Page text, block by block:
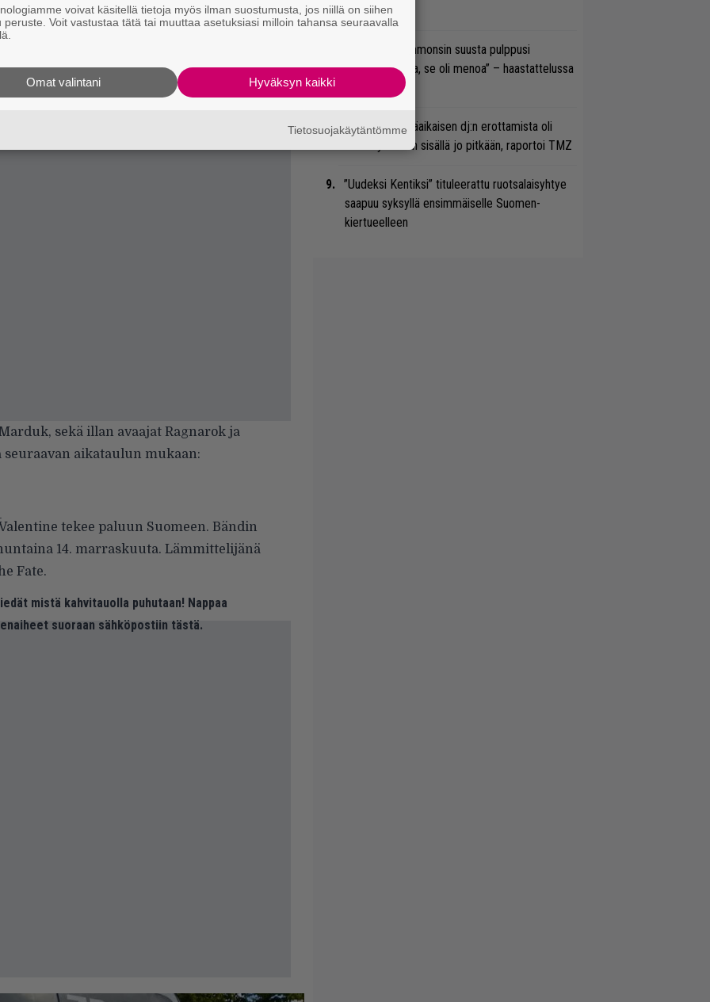
Macdonaldpalaa Suomeen. Toisen
skotlantilainen laulaja/lauluntekijä esiintyy
, sekä illan avaajat Ragnarok ja
aikataulun mukaan:
tekee paluun Suomeen. Bändin
14. marraskuuta. Lämmittelijänä
Fate.
mistä kahvitauolla puhutaan! Nappaa
suoraan sähköpostiin tästä.
vanhaan hittiin
”Kun Gene Simmonsin suusta pulppusi
verioksennusta, se oli menoa” – haastattelussa
Taneli Jarva
Slipknotin pitkäaikaisen dj:n erottamista oli
mietitty bändin sisällä jo pitkään, raportoi TMZ
”Uudeksi Kentiksi” tituleerattu ruotsalaisyhtye
saapuu syksyllä ensimmäiselle Suomen-
kiertueelleen
voivat käsitellä tietoja myös ilman suostumusta, jos niillä on siihen
peruste. Voit vastustaa tätä tai muuttaa asetuksiasi milloin tahansa seuraavalla
Hyväksyn kaikki
Omat valintani
Tietosuojakäytäntömme